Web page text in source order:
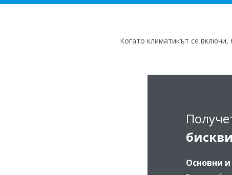
Когато климатикът се
Основни